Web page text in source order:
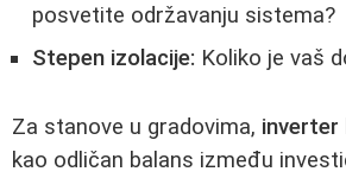
posvetite održavanju sistema?
Stepen izolacije: Koliko je vaš
Za stanove u gradovima, inverter
kao odličan balans između